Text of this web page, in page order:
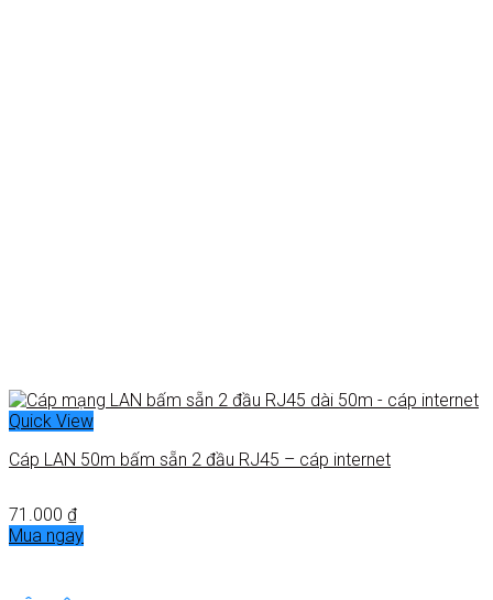
Quick View
Cáp LAN 50m bấm sẵn 2 đầu RJ45 – cáp internet
71.000 ₫
Mua ngay